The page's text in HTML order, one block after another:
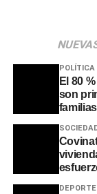
Más allá de las
significativo se
POLÍTICA
El 80
son
familias